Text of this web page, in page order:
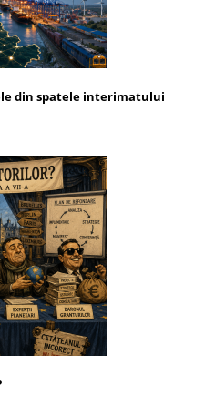
din spatele interimatului